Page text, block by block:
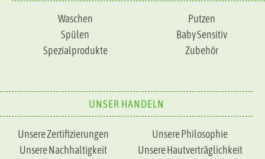
Waschen
Putzen
Spülen
Baby Sensitiv
Spezialprodukte
Zubehör
UNSER HANDELN
Unsere Zertifizierungen
Unsere Philosophie
Unsere Nachhaltigkeit
Unsere Hautverträglichkeit